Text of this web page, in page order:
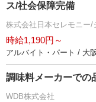
ス/社会保障完備
株式会社日本セレモニー/
時給1,190円～
アルバイト・パート / 大
調味料メーカーでの
WDB株式会社